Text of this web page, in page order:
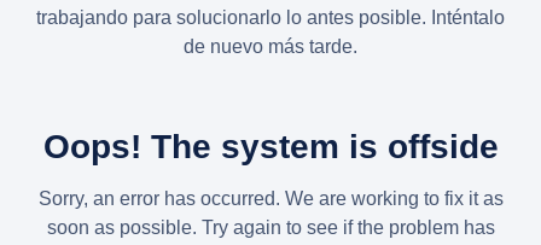
trabajando para solucionarlo lo antes posible. Inténtalo
de nuevo más tarde.
Oops! The system is offside
Sorry, an error has occurred. We are working to fix it as
soon as possible. Try again to see if the problem has